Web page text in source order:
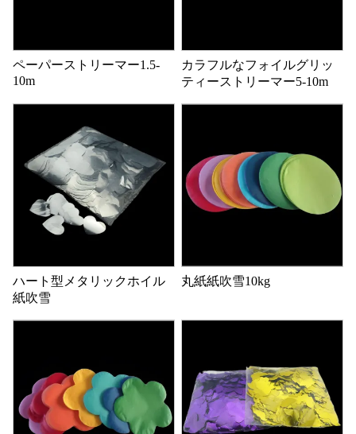
ペーパーストリーマー1.5-
10m
カラフルなフォイルグリッ
ティーストリーマー5-10m
ハート型メタリックホイル
紙吹雪
丸紙紙吹雪10kg